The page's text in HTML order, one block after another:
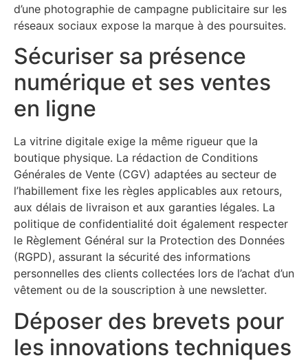
d’une photographie de campagne publicitaire sur les
réseaux sociaux expose la marque à des poursuites.
Sécuriser sa présence
numérique et ses ventes
en ligne
La vitrine digitale exige la même rigueur que la
boutique physique. La rédaction de Conditions
Générales de Vente (CGV) adaptées au secteur de
l’habillement fixe les règles applicables aux retours,
aux délais de livraison et aux garanties légales. La
politique de confidentialité doit également respecter
le Règlement Général sur la Protection des Données
(RGPD), assurant la sécurité des informations
personnelles des clients collectées lors de l’achat d’un
vêtement ou de la souscription à une newsletter.
Déposer des brevets pour
les innovations techniques